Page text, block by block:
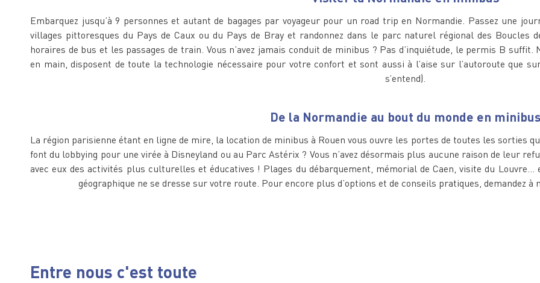
Embarquez jusqu’à 9 personnes et autant de bagages par voyageur pour un road trip en Normandie. Passez une
villages pittoresques du Pays de Caux ou du Pays de Bray et randonnez dans le parc naturel régional des Boucles
horaires de bus et les passages de train. Vous n’avez jamais conduit de minibus ? Pas d’inquiétude, le permis B
en main, disposent de toute la technologie nécessaire pour votre confort et sont aussi à l’aise sur l’autoroute que
s’entend).
De la Normandie au bout du monde en minibus
La région parisienne étant en ligne de mire, la location de minibus à Rouen vous ouvre les portes de toutes les sorties
font du lobbying pour une virée à Disneyland ou au Parc Astérix ? Vous n’avez désormais plus aucune raison de leur
avec eux des activités plus culturelles et éducatives ! Plages du débarquement, mémorial de Caen, visite du
géographique ne se dresse sur votre route. Pour encore plus d’options et de conseils pratiques, demandez
Entre nous c'est toute